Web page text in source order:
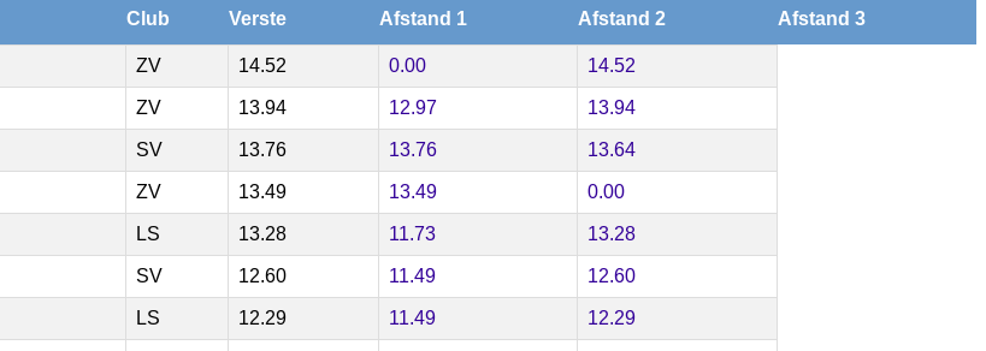
Club Verste Afstand 1 Afstand 2 Afstand 3
ZV 14.52 0.00 14.52
ZV 13.94 12.97 13.94
SV 13.76 13.76 13.64
ZV 13.49 13.49 0.00
LS 13.28 11.73 13.28
SV 12.60 11.49 12.60
LS 12.29 11.49 12.29